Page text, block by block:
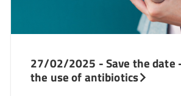
27/02/2025 - Save the date
the use of antibiotics